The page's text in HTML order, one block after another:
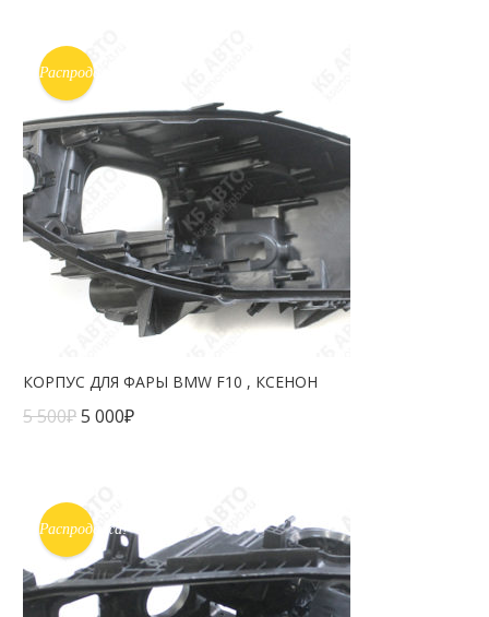
Распродажа!
КОРПУС ДЛЯ ФАРЫ BMW F10 , КСЕНОН
5 500₽5 000₽
Распродажа!